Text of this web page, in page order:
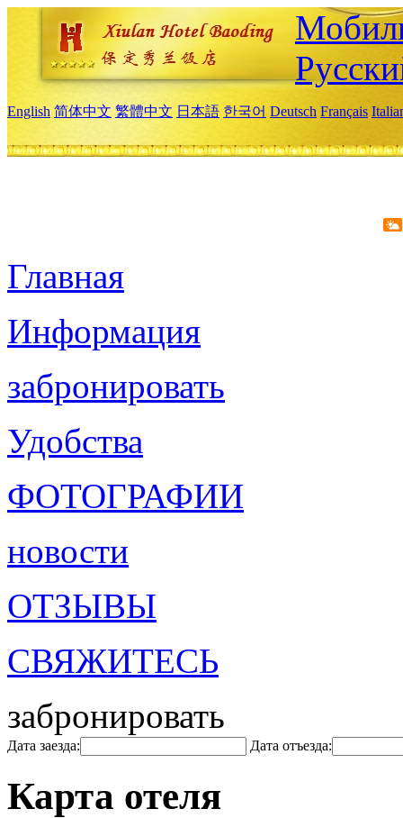
English 简体中文 繁體中文 日本語 한국어 Deutsch Français
Главная
Информация
забронировать
Удобства
ФОТОГРАФИИ
новости
ОТЗЫВЫ
СВЯЖИТЕСЬ
забронировать
Дата заезда: Дата отъезда:
Карта отеля